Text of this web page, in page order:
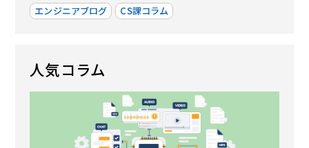
エンジニアブログ
CS課コラム
人気コラム